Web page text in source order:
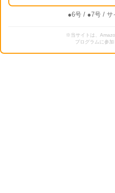
●6号/ ●7号/ サ
※当サイトは、
プログラムに参加